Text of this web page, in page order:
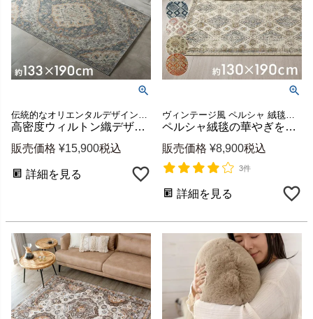
伝統的なオリエンタルデザインの魅力をしっかりと表現した、装飾性の高いウィルトンラグ
高密度ウィルトン織デザインラグ メダリオン柄 ブルー 約133×190cm［eg84050］
販売価格 ¥15,900税込
詳細を見る
ヴィンテージ風 ペルシャ 絨毯風 ホットカーペット 床暖房 可 オールシーズン センターラグ rug carpet ペルシャ柄 メダリオン 韓国 韓国インテリア BOHO アイボリー ブルー ネイビー
ペルシャ絨毯の華やぎを日常に ウィルトン織オリエンタルラグ Amira 約130×190cm (1.5畳相当) [ob-eg830]
販売価格 ¥8,900税込
3件
詳細を見る